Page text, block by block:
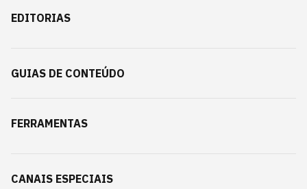
EDITORIAS
GUIAS DE CONTEÚDO
FERRAMENTAS
CANAIS ESPECIAIS